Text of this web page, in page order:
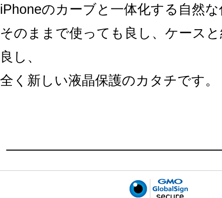
iPhoneのカーブと一体化する自然
そのままで使っても良し、ケース
良し、
全く新しい液晶保護のカタチです。